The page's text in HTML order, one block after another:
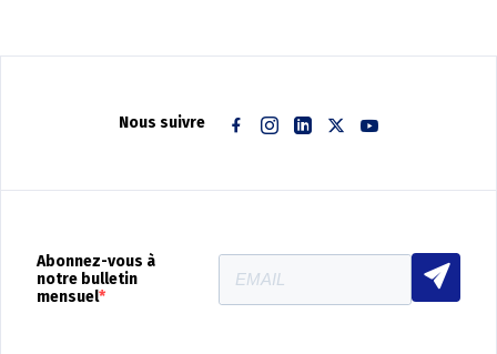
Nous suivre
Abonnez-vous à
notre bulletin
mensuel